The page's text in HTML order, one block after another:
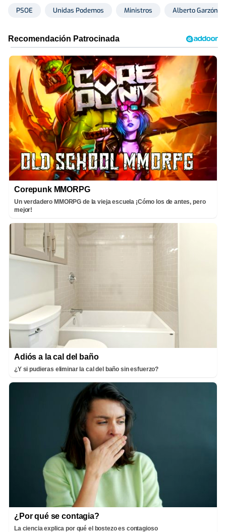
PSOE Unidas Podemos Ministros Alberto Garzón
Corepunk MMORPG
Un verdadero MMORPG de la vieja escuela ¡Cómo los de antes, pero
mejor!
Adiós a la cal del baño
¿Y si pudieras eliminar la cal del baño sin esfuerzo?
¿Por qué se contagia?
La ciencia explica por qué el bostezo es contagioso